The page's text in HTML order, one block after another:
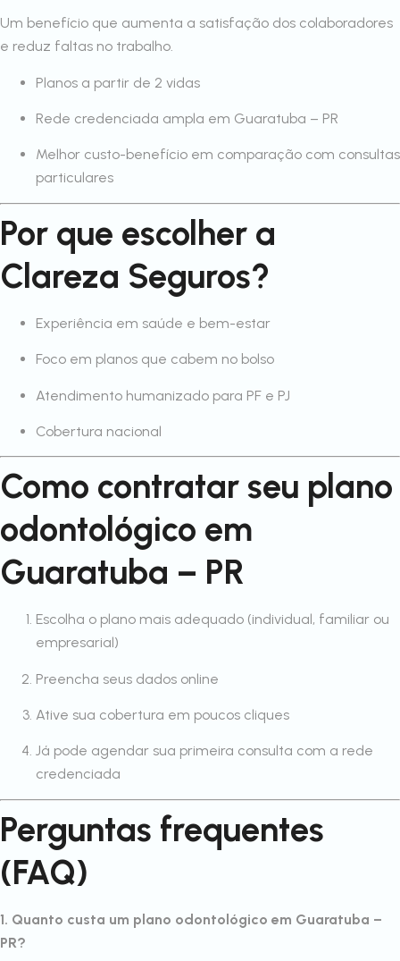
Um benefício que aumenta a satisfação dos colaboradores
e reduz faltas no trabalho.
Planos a partir de 2 vidas
Rede credenciada ampla em Guaratuba – PR
Melhor custo-benefício em comparação com consultas
particulares
Por que escolher a
Clareza Seguros?
Experiência em saúde e bem-estar
Foco em planos que cabem no bolso
Atendimento humanizado para PF e PJ
Cobertura nacional
Como contratar seu plano
odontológico em
Guaratuba – PR
Escolha o plano mais adequado (individual, familiar ou
empresarial)
Preencha seus dados online
Ative sua cobertura em poucos cliques
Já pode agendar sua primeira consulta com a rede
credenciada
Perguntas frequentes
(FAQ)
1. Quanto custa um plano odontológico em Guaratuba –
PR?